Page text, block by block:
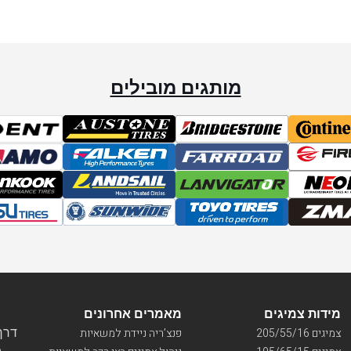
מותגים מובילים
דרך
מאמרים אחרונים
פנצ’ריה ניידת למשאיות
מידות צמיגים
צמיגים 205/55/16